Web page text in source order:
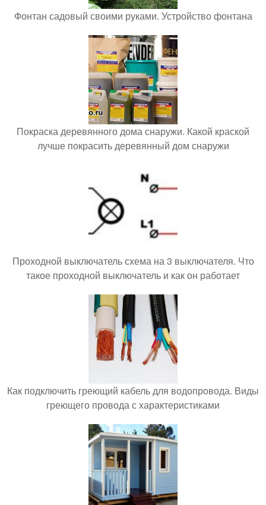
Фонтан садовый своими руками. Устройство фонтана
Покраска деревянного дома снаружи. Какой краской
лучше покрасить деревянный дом снаружи
Проходной выключатель схема на 3 выключателя. Что
такое проходной выключатель и как он работает
Как подключить греющий кабель для водопровода. Виды
греющего провода с характеристиками